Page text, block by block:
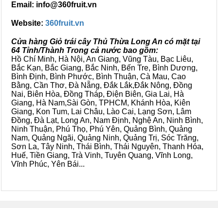
Email: info@360fruit.vn
Website: 360fruit.vn
Cửa hàng Giỏ trái cây Thủ Thừa Long An có mặt tại
64 Tỉnh/Thành Trong cả nước bao gồm:
Hồ Chí Minh, Hà Nội, An Giang, Vũng Tàu, Bạc Liêu,
Bắc Kạn, Bắc Giang, Bắc Ninh, Bến Tre, Bình Dương,
Bình Định, Bình Phước, Bình Thuận, Cà Mau, Cao
Bằng, Cần Thơ, Đà Nẵng, Đắk Lắk,Đắk Nông, Đồng
Nai, Biên Hòa, Đồng Tháp, Điện Biên, Gia Lai, Hà
Giang, Hà Nam,Sài Gòn, TPHCM, Khánh Hòa, Kiên
Giang, Kon Tum, Lai Châu, Lào Cai, Lạng Sơn, Lâm
Đồng, Đà Lạt, Long An, Nam Định, Nghệ An, Ninh Bình,
Ninh Thuận, Phú Thọ, Phú Yên, Quảng Bình, Quảng
Nam, Quảng Ngãi, Quảng Ninh, Quảng Trị, Sóc Trăng,
Sơn La, Tây Ninh, Thái Bình, Thái Nguyên, Thanh Hóa,
Huế, Tiền Giang, Trà Vinh, Tuyên Quang, Vĩnh Long,
Vĩnh Phúc, Yên Bái...